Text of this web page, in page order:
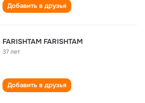
Добавить в друзья
FARISHTAM FARISHTAM
37 лет
Добавить в друзья